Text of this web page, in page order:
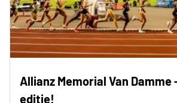
Allianz Memorial Van Damme
editie!